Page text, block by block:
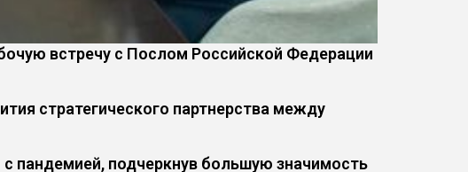
встречу с Послом Российской Федерации
стратегического партнерства между
пандемией, подчеркнув большую значимость